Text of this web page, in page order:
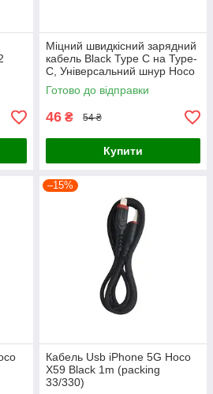
Міцний швидкісний зарядний
кабель Black Type C на Type-
C, Універсальний шнур Hoco
0.25m для передачі даних
60W
Готово до відправки
46 ₴ 54 ₴
Купити
–15%
Кабель Usb iPhone 5G Hoco
X59 Black 1m (packing
33/330)